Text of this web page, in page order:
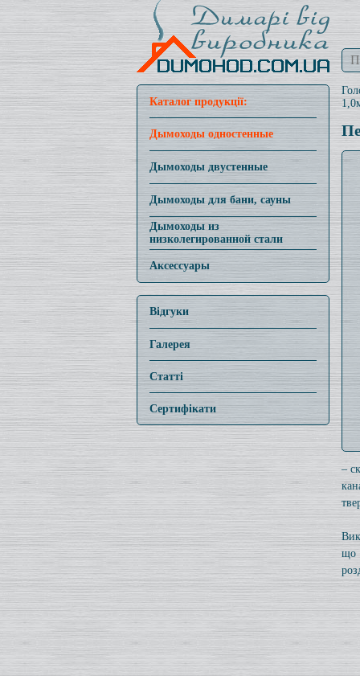
Каталог продукції:
Дымоходы одностенные
Дымоходы двустенные
Дымоходы для бани, сауны
Дымоходы из
низколегированной стали
Аксессуары
Відгуки
Галерея
Статті
Сертифікати
–
що